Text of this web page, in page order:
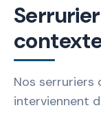
Nos serruriers
interviennent